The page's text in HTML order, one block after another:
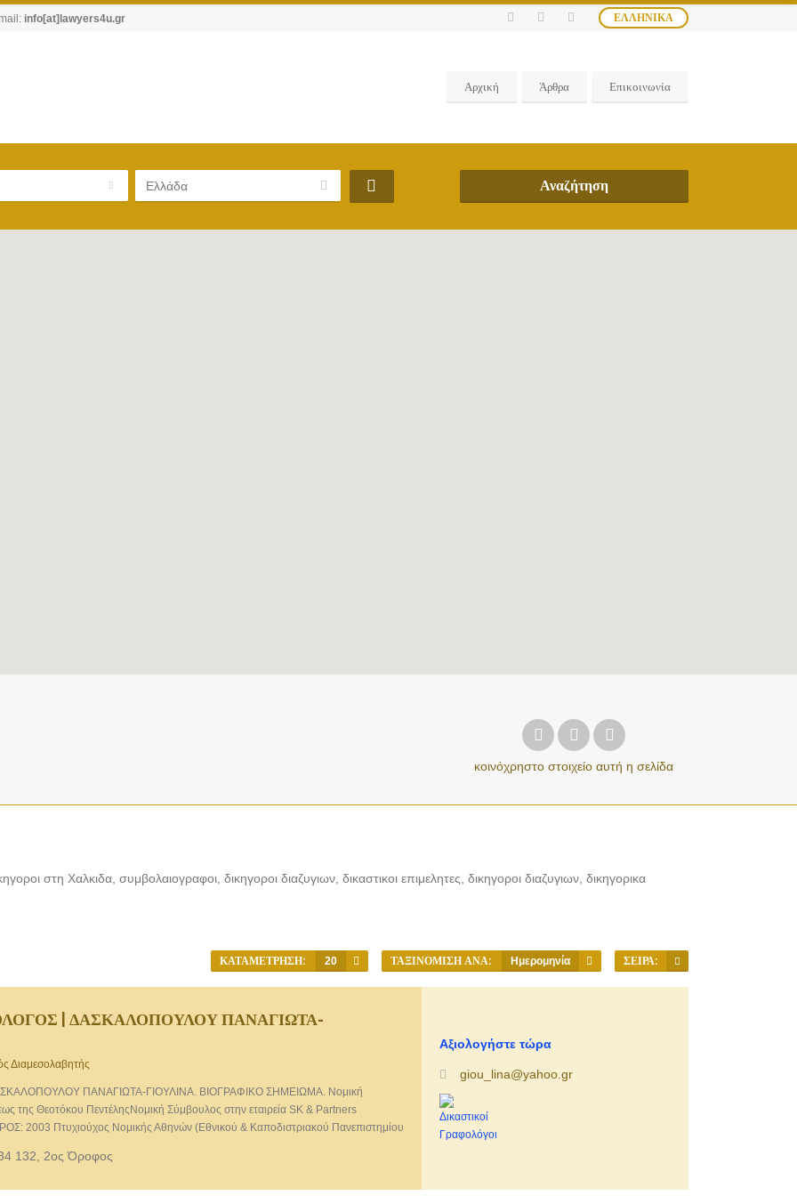
ΕΛΛΗΝΙΚΆ
info[at]lawyers4u.gr
Αρχική Άρθρα Επικοινωνία
Αναζήτηση
κοινόχρηστο στοιχείο αυτή η σελίδα
στη Χαλκιδα, συμβολαιογραφοι, δικηγοροι διαζυγιων, δικαστικοι επιμελητες, δικηγοροι διαζυγιων, δικηγορικα
ΚΑΤΑΜΈΤΡΗΣΗ: 20 ΤΑΞΙΝΌΜΙΣΗ ΑΝΆ: Ημερομηνία ΣΕΙΡΆ:
| ΔΑΣΚΑΛΟΠΟΥΛΟΥ ΠΑΝΑΓΙΩΤΑ-
Διαμεσολαβητής
ΠΑΝΑΓΙΩΤΑ-ΓΙΟΥΛΙΝΑ. ΒΙΟΓΡΑΦΙΚΟ ΣΗΜΕΙΩΜΑ. Νομική
της Θεοτόκου ΠεντέληςΝομική Σύμβουλος στην εταιρεία SK & Partners
2003 Πτυχιούχος Νομικής Αθηνών (Εθνικού & Καποδιστριακού Πανεπιστημίου
Αθηνών -κέντρο επαγγελματικής κατάρτισης) . 2005 Μακροχρόνιο
132, 2ος Όροφος
Αξιολογήστε τώρα
giou_lina@yahoo.gr